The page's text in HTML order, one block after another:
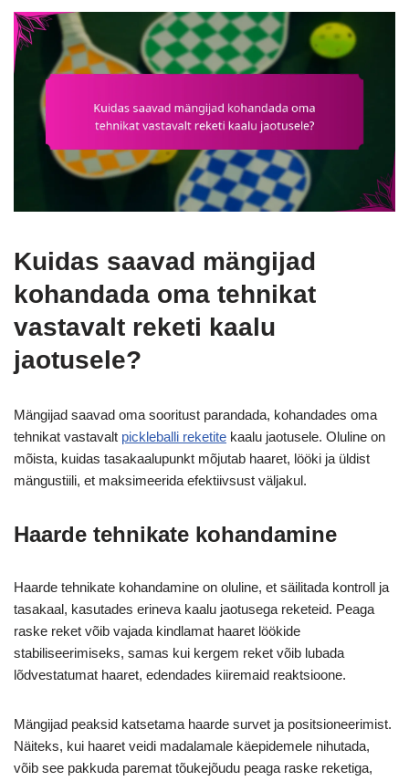
Kuidas saavad mängijad
kohandada oma tehnikat
vastavalt reketi kaalu
jaotusele?
Mängijad saavad oma sooritust parandada, kohandades oma
tehnikat vastavalt pickleballi reketite kaalu jaotusele. Oluline on
mõista, kuidas tasakaalupunkt mõjutab haaret, lööki ja üldist
mängustiili, et maksimeerida efektiivsust väljakul.
Haarde tehnikate kohandamine
Haarde tehnikate kohandamine on oluline, et säilitada kontroll ja
tasakaal, kasutades erineva kaalu jaotusega reketeid. Peaga
raske reket võib vajada kindlamat haaret löökide
stabiliseerimiseks, samas kui kergem reket võib lubada
lõdvestatumat haaret, edendades kiiremaid reaktsioone.
Mängijad peaksid katsetama haarde survet ja positsioneerimist.
Näiteks, kui haaret veidi madalamale käepidemele nihutada,
võib see pakkuda paremat tõukejõudu peaga raske reketiga,